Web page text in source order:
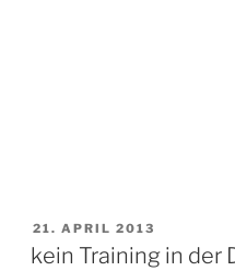
VERÖFFENTLICHT
AM
21. APRIL 2013
kein Training in der